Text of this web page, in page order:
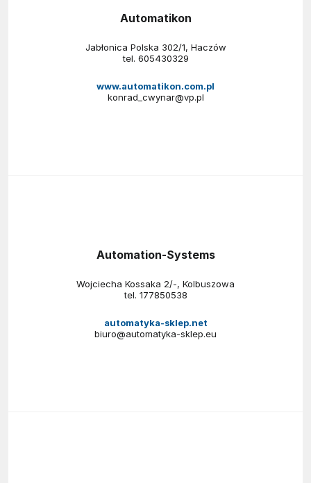
Automatikon
Jabłonica Polska 302/1, Haczów
tel. 605430329
www.automatikon.com.pl
konrad_cwynar@vp.pl
Automation-Systems
Wojciecha Kossaka 2/-, Kolbuszowa
tel. 177850538
automatyka-sklep.net
biuro@automatyka-sklep.eu